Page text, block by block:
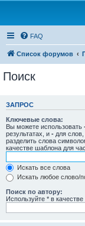
FAQ
Список форумов
Поиск
ЗАПРОС
Ключевые слова:
Вы можете использовать
результатах, и - для
разделить слова
качестве шаблона для
Искать все слова
Искать любое слово/
Поиск по автору:
Используйте * в